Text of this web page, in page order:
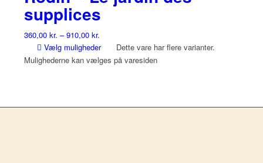
supplices
360,00 kr. –910,00 kr.
Vælg muligheder
Dette vare har flere varianter.
Mulighederne kan vælges på varesiden